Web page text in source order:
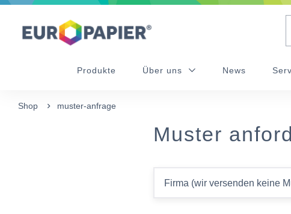
Table Of Content
Produkte Über uns News
Shop muster-anfrage
Muster
Firma (wir versenden keine